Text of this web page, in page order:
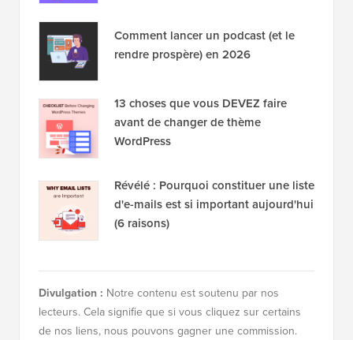
Comment lancer un podcast (et le
rendre prospère) en 2026
13 choses que vous DEVEZ faire
avant de changer de thème
WordPress
Révélé : Pourquoi constituer une liste
d'e-mails est si important aujourd'hui
(6 raisons)
Divulgation : Notre contenu est soutenu par nos
lecteurs. Cela signifie que si vous cliquez sur certains
de nos liens, nous pouvons gagner une commission.